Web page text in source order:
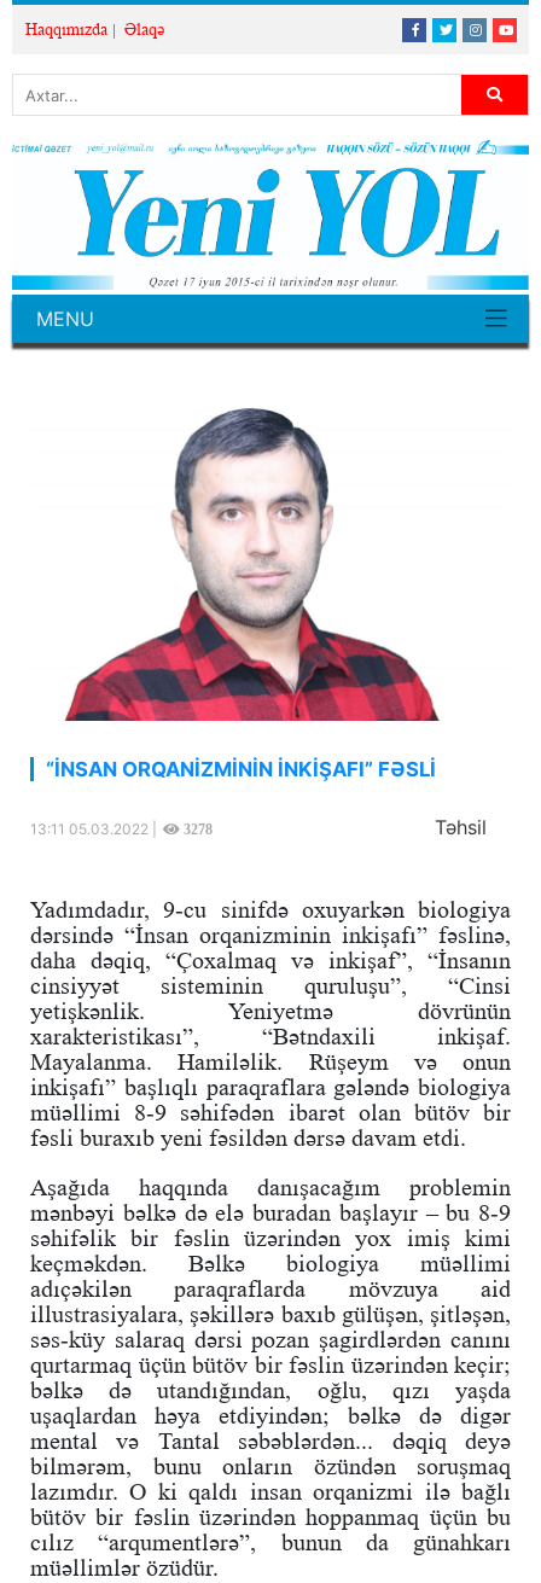
Haqqımızda Əlaqə
MENU
“İNSAN ORQANİZMİNİN İNKİŞAFI” FƏSLİ
13:11 05.03.2022 | 3278 Təhsil
Yadımdadır, 9-cu sinifdə oxuyarkən biologiya
dərsində “İnsan orqanizminin inkişafı” fəslinə,
daha dəqiq, “Çoxalmaq və inkişaf”, “İnsanın
cinsiyyət sisteminin quruluşu”, “Cinsi
yetişkənlik. Yeniyetmə dövrünün
xarakteristikası”, “Bətndaxili inkişaf.
Mayalanma. Hamiləlik. Rüşeym və onun
inkişafı” başlıqlı paraqraflara gələndə biologiya
müəllimi 8-9 səhifədən ibarət olan bütöv bir
fəsli buraxıb yeni fəsildən dərsə davam etdi.
Aşağıda haqqında danışacağım problemin
mənbəyi bəlkə də elə buradan başlayır – bu 8-9
səhifəlik bir fəslin üzərindən yox imiş kimi
keçməkdən. Bəlkə biologiya müəllimi
adıçəkilən paraqraflarda mövzuya aid
illustrasiyalara, şəkillərə baxıb gülüşən, şitləşən,
səs-küy salaraq dərsi pozan şagirdlərdən canını
qurtarmaq üçün bütöv bir fəslin üzərindən keçir;
bəlkə də utandığından, oğlu, qızı yaşda
uşaqlardan həya etdiyindən; bəlkə də digər
mental və Tantal səbəblərdən... dəqiq deyə
bilmərəm, bunu onların özündən soruşmaq
lazımdır. O ki qaldı insan orqanizmi ilə bağlı
bütöv bir fəslin üzərindən hoppanmaq üçün bu
cılız “arqumentlərə”, bunun da günahkarı
müəllimlər özüdür.